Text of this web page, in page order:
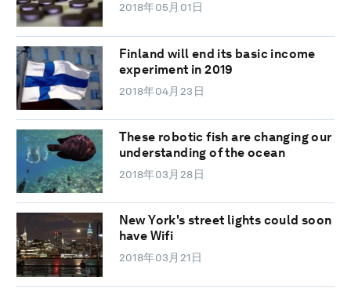
2018年05月01日
Finland will end its basic income
experiment in 2019
2018年04月23日
These robotic fish are changing our
understanding of the ocean
2018年03月28日
New York's street lights could soon
have Wifi
2018年03月21日